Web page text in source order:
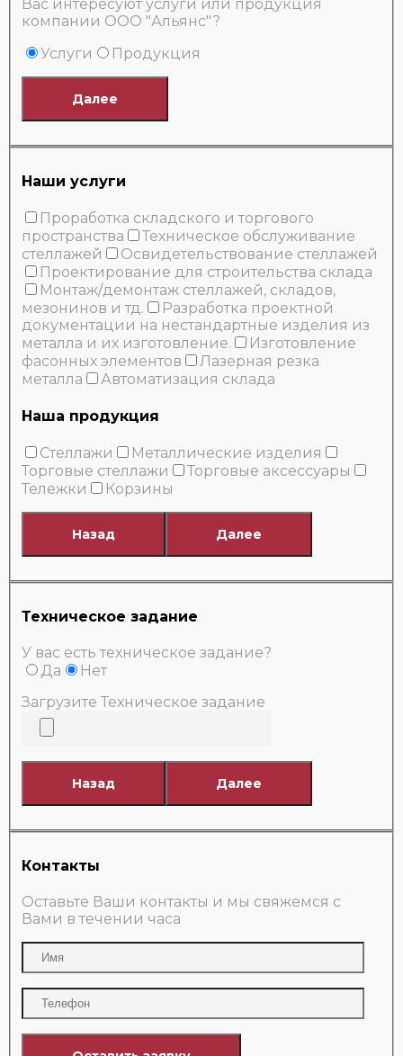
Вас интересуют услуги или продукция
компании ООО "Альянс"?
Услуги
Продукция
Далее
Наши услуги
Проработка складского и торгового
пространства
Техническое обслуживание
стеллажей
Освидетельствование стеллажей
Проектирование для строительства склада
Монтаж/демонтаж стеллажей, складов,
мезонинов и тд.
Разработка проектной
документации на нестандартные изделия из
металла и их изготовление.
Изготовление
фасонных элементов
Лазерная резка
металла
Автоматизация склада
Наша продукция
Стеллажи
Металлические изделия
Торговые стеллажи
Торговые аксессуары
Тележки
Корзины
Назад Далее
Техническое задание
У вас есть техническое задание?
Да
Нет
Загрузите Техническое задание
Назад Далее
Контакты
Оставьте Ваши контакты и мы свяжемся с
Вами в течении часа